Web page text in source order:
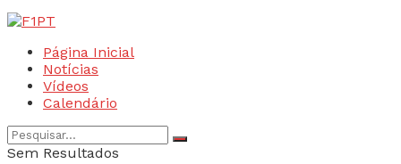
Página Inicial
Notícias
Vídeos
Calendário
Sem Resultados